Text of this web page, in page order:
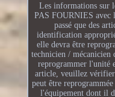
Les informations sur
PAS FOURNIES avec
passé que des
identification
elle devra être
technicien / mécanicien
reprogrammer l'unité
article, veuillez
peut être
l'équipement dont il